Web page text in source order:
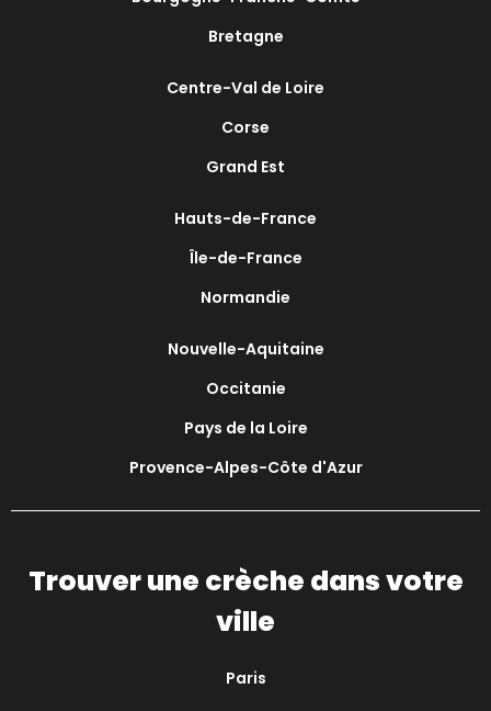
Bretagne
Centre-Val de Loire
Corse
Grand Est
Hauts-de-France
Île-de-France
Normandie
Nouvelle-Aquitaine
Occitanie
Pays de la Loire
Provence-Alpes-Côte d'Azur
Trouver une crèche dans votre
ville
Paris